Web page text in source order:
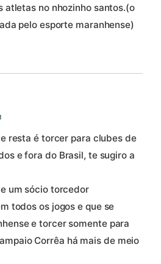
atletas no nhozinho santos.(o
pelo esporte maranhense)
resta é torcer para clubes de
e fora do Brasil, te sugiro a
um sócio torcedor
todos os jogos e que se
e torcer somente para
Corrêa há mais de meio